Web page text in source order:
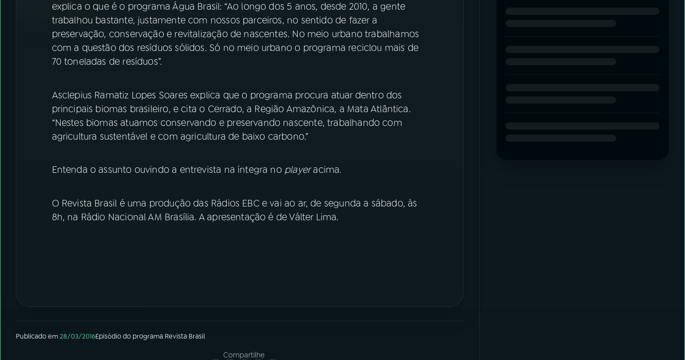
explica o que é o programa Água Brasil: “Ao longo dos 5 anos, desde 2010, a gente
trabalhou bastante, justamente com nossos parceiros, no sentido de fazer a
preservação, conservação e revitalização de nascentes. No meio urbano trabalhamos
com a questão dos resíduos sólidos. Só no meio urbano o programa reciclou mais de
70 toneladas de resíduos”.
Asclepius Ramatiz Lopes Soares explica que o programa procura atuar dentro dos
principais biomas brasileiro, e cita o Cerrado, a Região Amazônica, a Mata Atlântica.
“Nestes biomas atuamos conservando e preservando nascente, trabalhando com
agricultura sustentável e com agricultura de baixo carbono.”
Entenda o assunto ouvindo a entrevista na íntegra no playeracima.
O Revista Brasil é uma produção das Rádios EBC e vai ao ar, de segunda a sábado, às
8h, na Rádio Nacional AM Brasília. A apresentação é de Válter Lima.
Publicado em28/03/2016Episódiodo programa Revista Brasil
Compartilhe